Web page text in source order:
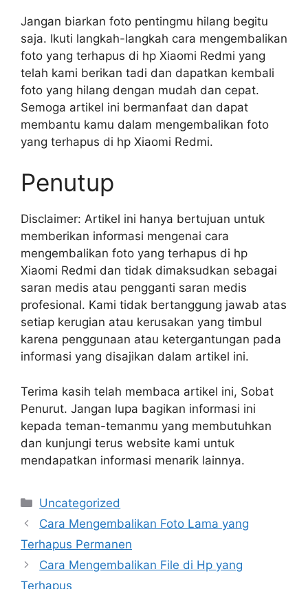
Jangan biarkan foto pentingmu hilang begitu
saja. Ikuti langkah-langkah cara mengembalikan
foto yang terhapus di hp Xiaomi Redmi yang
telah kami berikan tadi dan dapatkan kembali
foto yang hilang dengan mudah dan cepat.
Semoga artikel ini bermanfaat dan dapat
membantu kamu dalam mengembalikan foto
yang terhapus di hp Xiaomi Redmi.
Penutup
Disclaimer: Artikel ini hanya bertujuan untuk
memberikan informasi mengenai cara
mengembalikan foto yang terhapus di hp
Xiaomi Redmi dan tidak dimaksudkan sebagai
saran medis atau pengganti saran medis
profesional. Kami tidak bertanggung jawab atas
setiap kerugian atau kerusakan yang timbul
karena penggunaan atau ketergantungan pada
informasi yang disajikan dalam artikel ini.
Terima kasih telah membaca artikel ini, Sobat
Penurut. Jangan lupa bagikan informasi ini
kepada teman-temanmu yang membutuhkan
dan kunjungi terus website kami untuk
mendapatkan informasi menarik lainnya.
Categories
Uncategorized
Cara Mengembalikan Foto Lama yang
Terhapus Permanen
Cara Mengembalikan File di Hp yang
Terhapus